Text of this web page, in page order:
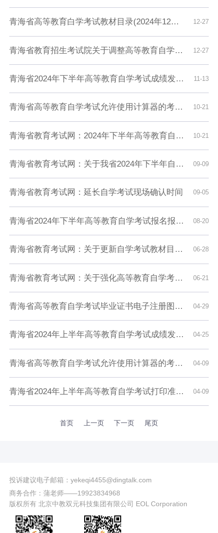
12-27
青海省高等教育白学考试教材目录(2024年12月更新)
12-27
青海省教育招生考试院关于调整高等教育自学考试思想政治理论课课程设置的通知
11-13
青海省2024年下半年高等教育自学考试成绩发布及毕业申请的通告
10-21
青海省高等教育自学考试允许使用计算器的考试课程目录
10-21
青海省教育考试网：2024年下半年高等教育自学考试打印准考证及考前温馨提示
09-09
青海省教育考试网：关于我省2024年下半年自学考试新增一门课程报考的通告
09-05
青海省教育考试网：延长自学考试现场确认时间
08-20
青海省2024年下半年高等教育自学考试报名报考简章
06-28
青海省教育考试网：关于更新自学考试教材目录的通告
06-21
青海省教育考试网：关于强化高等教育自学考试主考学校工作职责的指导意见
04-29
青海省高等教育自学考试毕业证书电子注册图像采集规范及信息标准
04-25
青海省2024年上半年高等教育自学考试成绩发布及毕业申请的通告
04-09
青海省高等教育自学考试允许使用计算器的考试课程
04-09
青海省2024年上半年高等教育自学考试打印准考证及考前温馨提示
首页 上一页 下一页 尾页
投诉建议电子邮箱：yekeqi4455@dingtalk.com
商务合作：蒲老师——19923834968
版权所有 北京中教双元科技集团有限公司 EOL Corporation